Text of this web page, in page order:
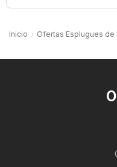
Inicio Ofertas Esplugues